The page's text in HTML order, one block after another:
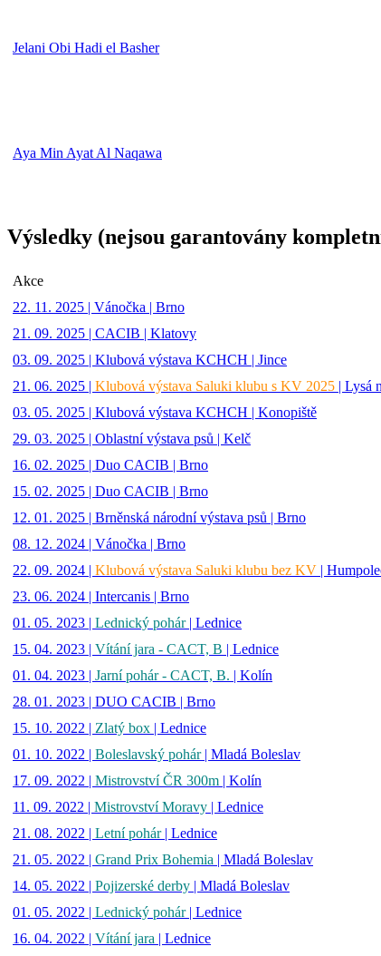
Jelani Obi Hadi el Basher
Aya Min Ayat Al Naqawa
Výsledky (nejsou garantovány
Akce
22. 11. 2025 | Vánočka | Brno
21. 09. 2025 | CACIB | Klatovy
03. 09. 2025 | Klubová výstava KCHCH | Jince
21. 06. 2025 | Klubová výstava Saluki klubu s KV 2025 | Lysá
03. 05. 2025 | Klubová výstava KCHCH | Konopiště
29. 03. 2025 | Oblastní výstava psů | Kelč
16. 02. 2025 | Duo CACIB | Brno
15. 02. 2025 | Duo CACIB | Brno
12. 01. 2025 | Brněnská národní výstava psů | Brno
08. 12. 2024 | Vánočka | Brno
22. 09. 2024 | Klubová výstava Saluki klubu bez KV |
23. 06. 2024 | Intercanis | Brno
01. 05. 2023 | Lednický pohár| Lednice
15. 04. 2023 | Vítání jara - CACT, B | Lednice
01. 04. 2023 | Jarní pohár - CACT, B. | Kolín
28. 01. 2023 | DUO CACIB | Brno
15. 10. 2022 | Zlatý box | Lednice
01. 10. 2022 | Boleslavský pohár| Mladá Boleslav
17. 09. 2022 | Mistrovství ČR 300m | Kolín
11. 09. 2022 | Mistrovství Moravy | Lednice
21. 08. 2022 | Letní pohár| Lednice
21. 05. 2022 | Grand Prix Bohemia | Mladá Boleslav
14. 05. 2022 | Pojizerské derby | Mladá Boleslav
01. 05. 2022 | Lednický pohár| Lednice
16. 04. 2022 | Vítání jara | Lednice